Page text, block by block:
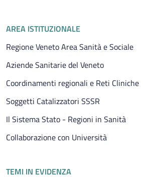
Piè di pagina
AREA ISTITUZIONALE
Regione Veneto Area Sanità e Sociale
Aziende Sanitarie del Veneto
Coordinamenti regionali e Reti Cliniche
Soggetti Catalizzatori SSSR
Il Sistema Stato - Regioni in Sanità
Collaborazione con Università
TEMI IN EVIDENZA